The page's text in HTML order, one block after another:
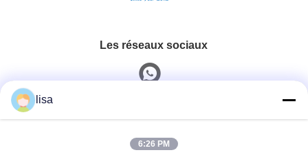
Les réseaux sociaux
lisa
6:26 PM